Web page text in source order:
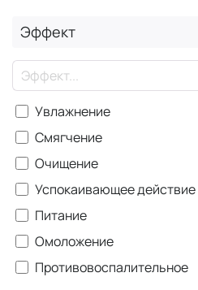
Эффект
Увлажнение
Смягчение
Очищение
Успокаивающее действие
Питание
Омоложение
Противовоспалительное